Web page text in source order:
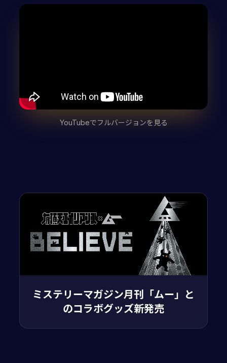
YouTubeでフルバージョンを見る
ミステリーマガジン月刊「ムー」と
のコラボグッズ新発売